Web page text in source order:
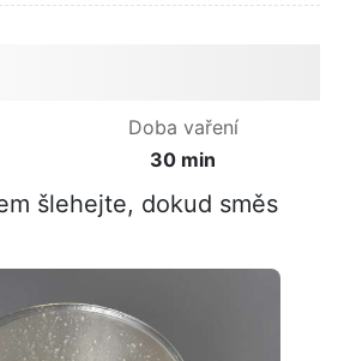
Doba vaření
30 min
šlehejte, dokud směs